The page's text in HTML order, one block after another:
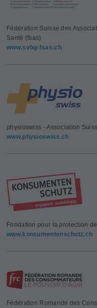
Fédération Suisse des
Santé (fsas)
www.svbg-fsas.ch
physioswiss - Association
www.physioswiss.ch
Fondation pour la protection
www.konsumentenschutz.ch
Fédération Romande des